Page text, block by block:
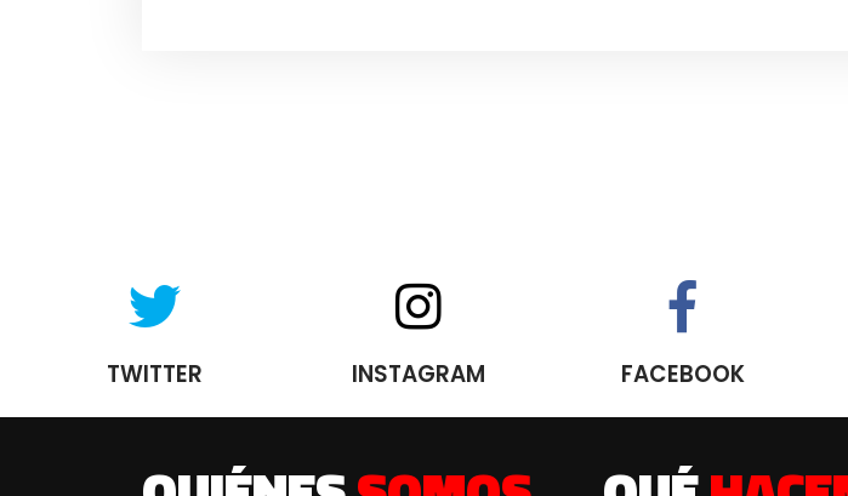
TWITTER INSTAGRAM FACEBOOK